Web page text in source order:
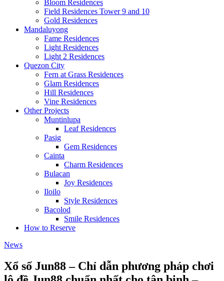
Bloom Residences
Field Residences Tower 9 and 10
Gold Residences
Mandaluyong
Fame Residences
Light Residences
Light 2 Residences
Quezon City
Fern at Grass Residences
Glam Residences
Hill Residences
Vine Residences
Other Projects
Muntinlupa
Leaf Residences
Pasig
Gem Residences
Cainta
Charm Residences
Bulacan
Joy Residences
Iloilo
Style Residences
Bacolod
Smile Residences
How to Reserve
News
Xổ số Jun88 – Chỉ dẫn phương pháp chơi